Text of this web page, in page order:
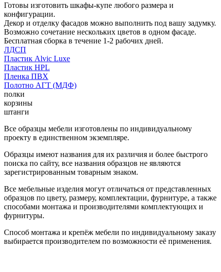
Готовы изготовить шкафы-купе любого размера и
конфигурации.
Декор и отделку фасадов можно выполнить под вашу задумку.
Возможно сочетание нескольких цветов в одном фасаде.
Бесплатная сборка в течение 1-2 рабочих дней.
ЛДСП
Пластик Alvic Luxe
Пластик HPL
Пленка ПВХ
Полотно АГТ (МДФ)
полки
корзины
штанги
Все образцы мебели изготовлены по индивидуальному
проекту в единственном экземпляре.
Образцы имеют названия для их различия и более быстрого
поиска по сайту, все названия образцов не являются
зарегистрированным товарным знаком.
Все мебельные изделия могут отличаться от представленных
образцов по цвету, размеру, комплектации, фурнитуре, а также
способами монтажа и производителями комплектующих и
фурнитуры.
Способ монтажа и крепёж мебели по индивидуальному заказу
выбирается производителем по возможности её применения.